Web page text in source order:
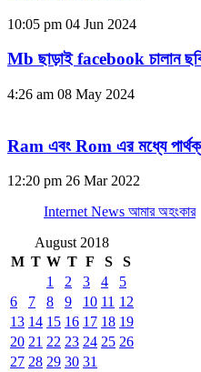
10:05 pm 04 Jun 2024
Mb ছাড়াই facebook চালান
4:26 am 08 May 2024
Ram এবং Rom এর মধ্যে
12:20 pm 26 Mar 2022
Internet News আমার অহংকার
August 2018
M T W T F S
S
1
2 3 4
5
6
7 8 9 10 11 12
13 14 15 16 17 18 19
20 21 22 23 24 25 26
27 28 29 30 31